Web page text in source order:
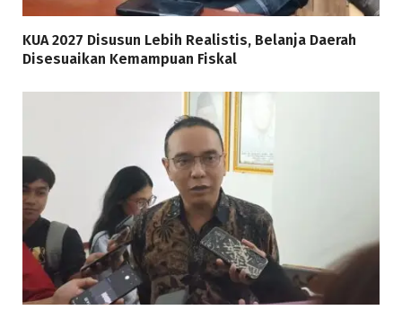
KUA 2027 Disusun Lebih Realistis, Belanja Daerah
Disesuaikan Kemampuan Fiskal